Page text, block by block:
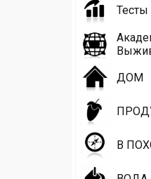
ДОМ
В